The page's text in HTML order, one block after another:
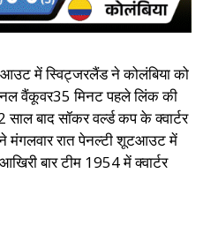
में स्विट्जरलैंड ने कोलंबिया को
वैंकूवर35 मिनट पहले लिंक की
बाद सॉकर वर्ल्ड कप के क्वार्टर
मंगलवार रात पेनल्टी शूटआउट में
बार टीम 1954 में क्वार्टर